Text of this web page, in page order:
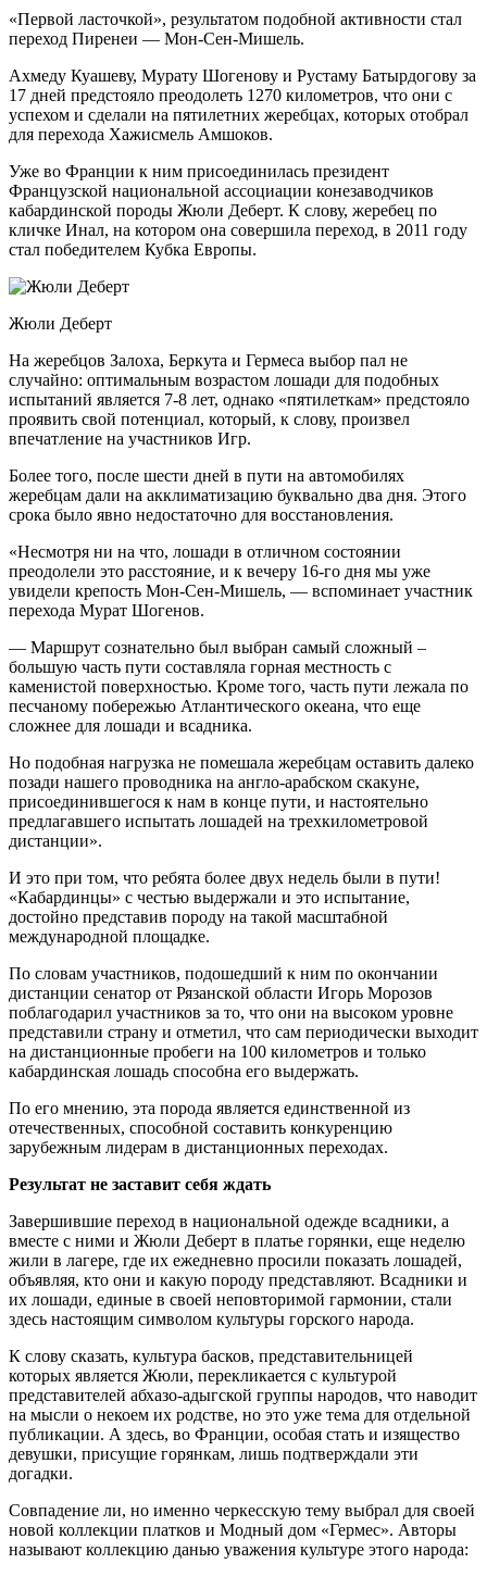
«Первой ласточкой», результатом подобной активности стал
переход Пиренеи — Мон-Сен-Мишель.
Ахмеду Куашеву, Мурату Шогенову и Рустаму Батырдогову за
17 дней предстояло преодолеть 1270 километров, что они с
успехом и сделали на пятилетних жеребцах, которых отобрал
для перехода Хажисмель Амшоков.
Уже во Франции к ним присоединилась президент
Французской национальной ассоциации конезаводчиков
кабардинской породы Жюли Деберт. К слову, жеребец по
кличке Инал, на котором она совершила переход, в 2011 году
стал победителем Кубка Европы.
Жюли Деберт
На жеребцов Залоха, Беркута и Гермеса выбор пал не
случайно: оптимальным возрастом лошади для подобных
испытаний является 7-8 лет, однако «пятилеткам» предстояло
проявить свой потенциал, который, к слову, произвел
впечатление на участников Игр.
Более того, после шести дней в пути на автомобилях
жеребцам дали на акклиматизацию буквально два дня. Этого
срока было явно недостаточно для восстановления.
«Несмотря ни на что, лошади в отличном состоянии
преодолели это расстояние, и к вечеру 16-го дня мы уже
увидели крепость Мон-Сен-Мишель, — вспоминает участник
перехода Мурат Шогенов.
— Маршрут сознательно был выбран самый сложный –
большую часть пути составляла горная местность с
каменистой поверхностью. Кроме того, часть пути лежала по
песчаному побережью Атлантического океана, что еще
сложнее для лошади и всадника.
Но подобная нагрузка не помешала жеребцам оставить далеко
позади нашего проводника на англо-арабском скакуне,
присоединившегося к нам в конце пути, и настоятельно
предлагавшего испытать лошадей на трехкилометровой
дистанции».
И это при том, что ребята более двух недель были в пути!
«Кабардинцы» с честью выдержали и это испытание,
достойно представив породу на такой масштабной
международной площадке.
По словам участников, подошедший к ним по окончании
дистанции сенатор от Рязанской области Игорь Морозов
поблагодарил участников за то, что они на высоком уровне
представили страну и отметил, что сам периодически выходит
на дистанционные пробеги на 100 километров и только
кабардинская лошадь способна его выдержать.
По его мнению, эта порода является единственной из
отечественных, способной составить конкуренцию
зарубежным лидерам в дистанционных переходах.
Результат не заставит себя ждать
Завершившие переход в национальной одежде всадники, а
вместе с ними и Жюли Деберт в платье горянки, еще неделю
жили в лагере, где их ежедневно просили показать лошадей,
объявляя, кто они и какую породу представляют. Всадники и
их лошади, единые в своей неповторимой гармонии, стали
здесь настоящим символом культуры горского народа.
К слову сказать, культура басков, представительницей
которых является Жюли, перекликается с культурой
представителей абхазо-адыгской группы народов, что наводит
на мысли о некоем их родстве, но это уже тема для отдельной
публикации. А здесь, во Франции, особая стать и изящество
девушки, присущие горянкам, лишь подтверждали эти
догадки.
Совпадение ли, но именно черкесскую тему выбрал для своей
новой коллекции платков и Модный дом «Гермес». Авторы
называют коллекцию данью уважения культуре этого народа: